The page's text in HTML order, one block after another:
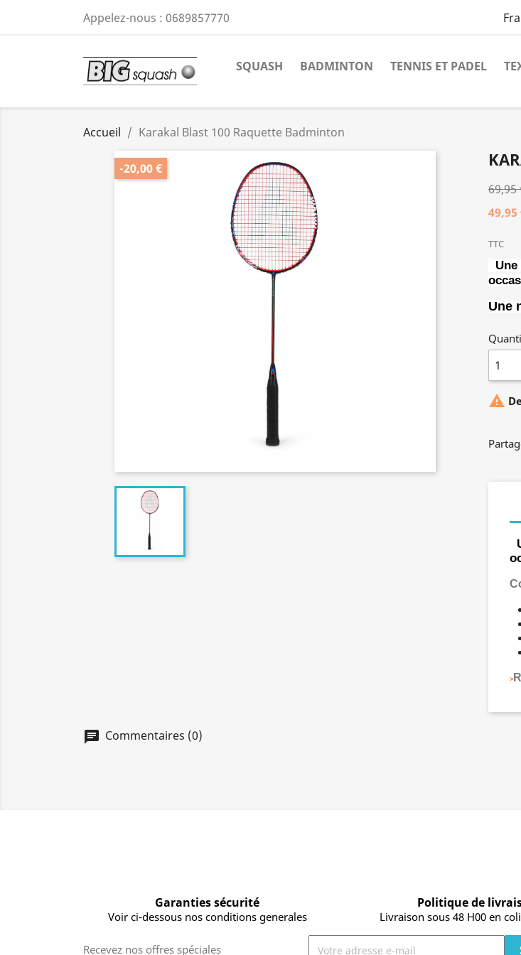
Appelez-nous : 0689857770
SQUASH BADMINTON TENNIS ET PADEL
Accueil Karakal Blast 100 Raquette Badminton
-20,00 €
69,95
49,95
TTC
Une

>
Commentaires (0)
Garanties sécurité
Voir ci-dessous nos conditions generales
Politique de
Livraison sous 48 H00 en
Recevez nos offres spéciales